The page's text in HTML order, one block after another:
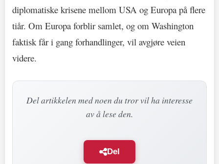
diplomatiske krisene mellom USA og Europa på flere
tiår. Om Europa forblir samlet, og om Washington
faktisk får i gang forhandlinger, vil avgjøre veien
videre.
Del artikkelen med noen du tror vil ha interesse
av å lese den.
Del